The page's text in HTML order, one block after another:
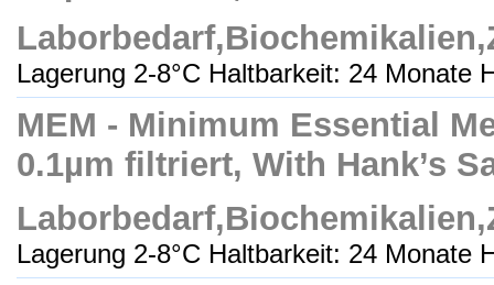
Lagerung 2-8°C Haltbarkeit: 24 Monate
MEM - Minimum Essential
0.1µm filtriert, With Hank’s
Lagerung 2-8°C Haltbarkeit: 24 Monate